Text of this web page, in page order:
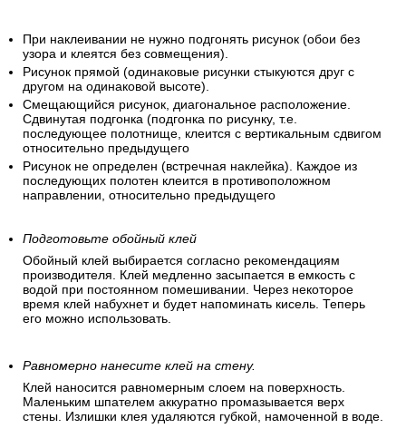
При наклеивании не нужно подгонять рисунок (обои без
узора и клеятся без совмещения).
Рисунок прямой (одинаковые рисунки стыкуются друг с
другом на одинаковой высоте).
Смещающийся рисунок, диагональное расположение.
Сдвинутая подгонка (подгонка по рисунку, т.е.
последующее полотнище, клеится с вертикальным сдвигом
относительно предыдущего
Рисунок не определен (встречная наклейка). Каждое из
последующих полотен клеится в противоположном
направлении, относительно предыдущего
Подготовьте обойный клей
Обойный клей выбирается согласно рекомендациям
производителя. Клей медленно засыпается в емкость с
водой при постоянном помешивании. Через некоторое
время клей набухнет и будет напоминать кисель. Теперь
его можно использовать.
Равномерно нанесите клей на стену.
Клей наносится равномерным слоем на поверхность.
Маленьким шпателем аккуратно промазывается верх
стены. Излишки клея удаляются губкой, намоченной в воде.